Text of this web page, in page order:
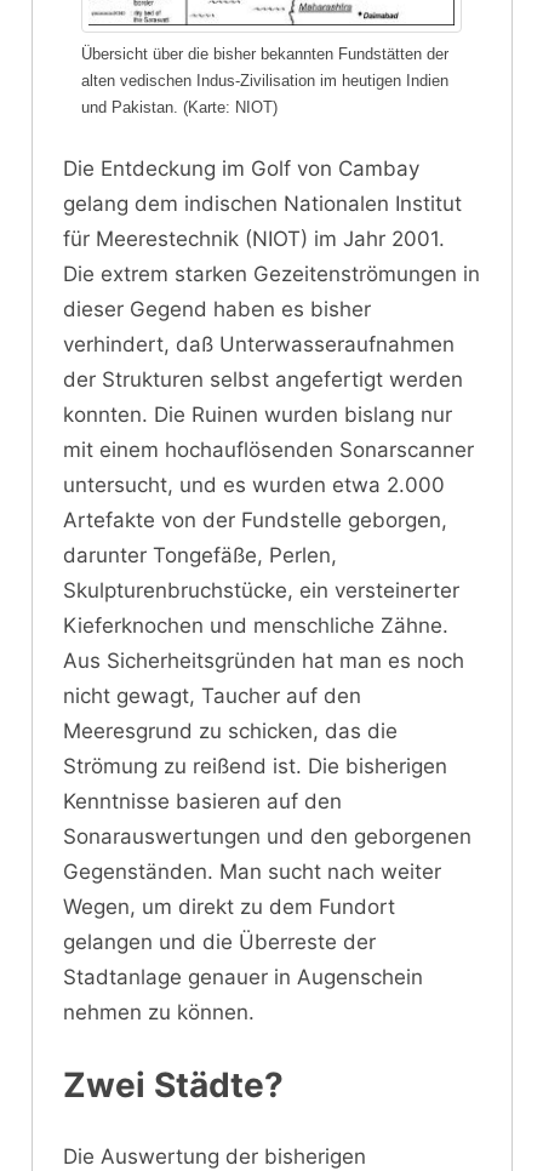
Übersicht über die bisher bekannten Fundstätten der
alten vedischen Indus-Zivilisation im heutigen Indien
und Pakistan. (Karte: NIOT)
Die Entdeckung im Golf von Cambay
gelang dem indischen Nationalen Institut
für Meerestechnik (NIOT) im Jahr 2001.
Die extrem starken Gezeitenströmungen in
dieser Gegend haben es bisher
verhindert, daß Unterwasseraufnahmen
der Strukturen selbst angefertigt werden
konnten. Die Ruinen wurden bislang nur
mit einem hochauflösenden Sonarscanner
untersucht, und es wurden etwa 2.000
Artefakte von der Fundstelle geborgen,
darunter Tongefäße, Perlen,
Skulpturenbruchstücke, ein versteinerter
Kieferknochen und menschliche Zähne.
Aus Sicherheitsgründen hat man es noch
nicht gewagt, Taucher auf den
Meeresgrund zu schicken, das die
Strömung zu reißend ist. Die bisherigen
Kenntnisse basieren auf den
Sonarauswertungen und den geborgenen
Gegenständen. Man sucht nach weiter
Wegen, um direkt zu dem Fundort
gelangen und die Überreste der
Stadtanlage genauer in Augenschein
nehmen zu können.
Zwei Städte?
Die Auswertung der bisherigen